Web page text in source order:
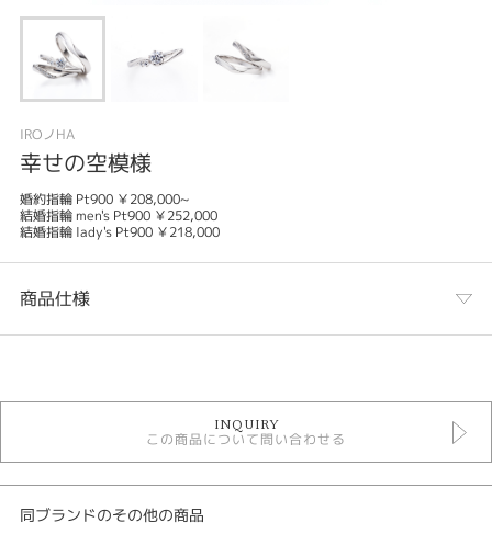
IROノHA
幸せの空模様
婚約指輪 Pt900 ￥208,000~
結婚指輪 men's Pt900 ￥252,000
結婚指輪 lady's Pt900 ￥218,000
商品仕様
イロノハ
デザイン
セットリング シンプル
INQUIRY
この商品について問い合わせる
同ブランドのその他の商品